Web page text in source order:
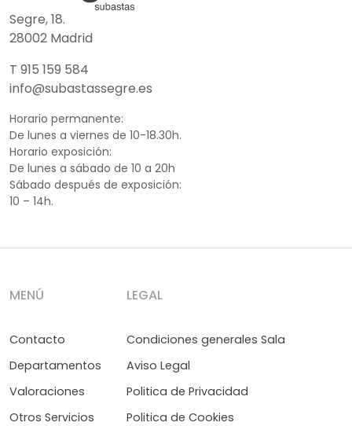
Segre, 18.
28002 Madrid
T 915 159 584
info@subastassegre.es
Horario permanente:
De lunes a viernes de 10-18.30h.
Horario exposición:
De lunes a sábado de 10 a 20h
Sábado después de exposición:
10 – 14h.
MENÚ
Contacto
Departamentos
Valoraciones
Otros Servicios
LEGAL
Condiciones generales Sala
Aviso Legal
Politica de Privacidad
Politica de Cookies